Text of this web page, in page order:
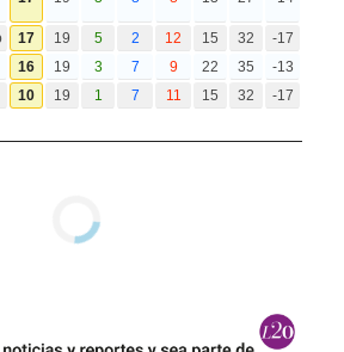
17 19 5 2 12 15 32
-17
16 19 3 7 9 22 35
-13
10 19 1 7 11 15 32 -17